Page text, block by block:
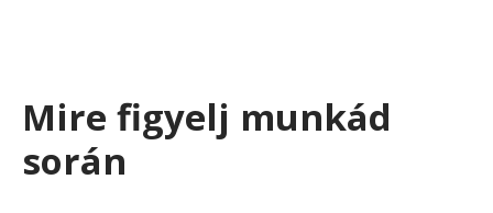
Mire figyelj munkád
során